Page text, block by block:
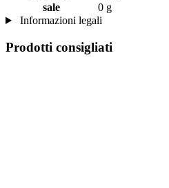
sale
0 g
Informazioni legali
Prodotti consigliati